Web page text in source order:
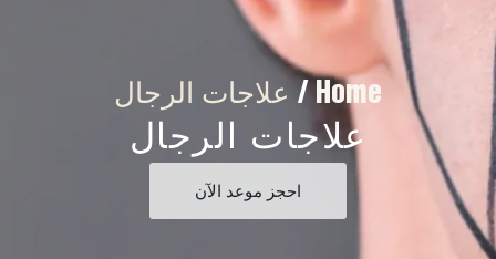
Home
/ علاجات الرجال
علاجات الرجال
احجز موعد الآن